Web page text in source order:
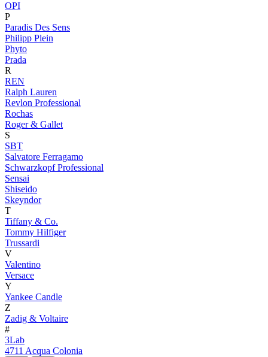
OPI
P
Paradis Des Sens
Philipp Plein
Phyto
Prada
R
REN
Ralph Lauren
Revlon Professional
Rochas
Roger & Gallet
S
SBT
Salvatore Ferragamo
Schwarzkopf Professional
Sensai
Shiseido
Skeyndor
T
Tiffany & Co.
Tommy Hilfiger
Trussardi
V
Valentino
Versace
Y
Yankee Candle
Z
Zadig & Voltaire
#
3Lab
4711 Acqua Colonia